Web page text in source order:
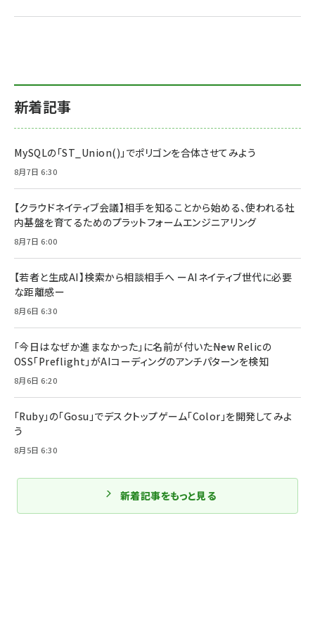
新着記事
MySQLの「ST_Union()」でポリゴンを合体させてみよう
8月7日 6:30
【クラウドネイティブ会議】相手を知ることから始める、使われる社
内基盤を育てるためのプラットフォームエンジニアリング
8月7日 6:00
【若者と生成AI】検索から相談相手へ ーAIネイティブ世代に必要
な距離感ー
8月6日 6:30
「今日はなぜか進まなかった」に名前が付いた――New Relicの
OSS「Preflight」がAIコーディングのアンチパターンを検知
8月6日 6:20
「Ruby」の「Gosu」でデスクトップゲーム「Color」を開発してみよ
う
8月5日 6:30
新着記事をもっと見る